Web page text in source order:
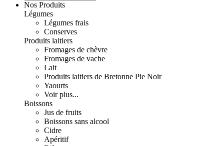
Nos Produits
Légumes
Légumes frais
Conserves
Produits laitiers
Fromages de chèvre
Fromages de vache
Lait
Produits laitiers de Bretonne Pie Noir
Yaourts
Voir plus...
Boissons
Jus de fruits
Boissons sans alcool
Cidre
Apéritif